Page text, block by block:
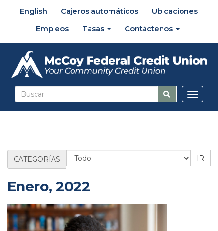
English Cajeros automáticos
Ubicaciones
Empleos
Tasas Contáctenos
Categoría
CATEGORÍAS
Enero, 2022